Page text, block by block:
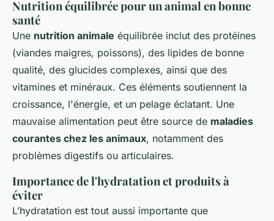
Nutrition équilibrée pour un animal en bonne
santé
Une nutrition animale équilibrée inclut des protéines
(viandes maigres, poissons), des lipides de bonne
qualité, des glucides complexes, ainsi que des
vitamines et minéraux. Ces éléments soutiennent la
croissance, l'énergie, et un pelage éclatant. Une
mauvaise alimentation peut être source de maladies
courantes chez les animaux, notamment des
problèmes digestifs ou articulaires.
Importance de l'hydratation et produits à
éviter
L’hydratation est tout aussi importante que